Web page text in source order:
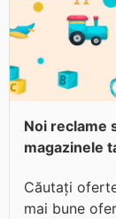
Noi reclame
magazinele
Căutați
mai bune